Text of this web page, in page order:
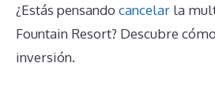
¿Estás pensando cancelar la
Fountain Resort? Descubre
inversión.